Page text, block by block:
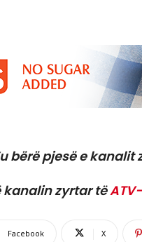
bërë pjesë e kanalit
kanalin zyrtar të
Facebook X